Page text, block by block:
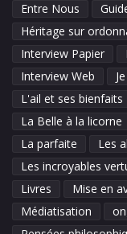
Entre Nous
Héritage sur
Interview Papier
Interview Web
L'ail et ses bienfaits
La Belle à la licorne
La parfaite
Les
Les incroyables
Livres
Mise en
Médiatisation